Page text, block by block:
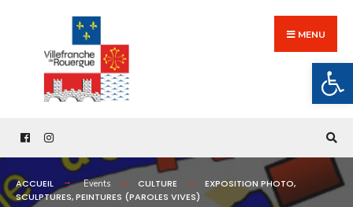
content
MENU
ACCUEIL Events CULTURE
EXPOSITION PHOTO,
SCULPTURES, PEINTURES (PAROLES VIVES)